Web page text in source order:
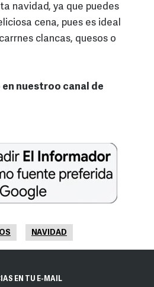
navidad, ya que puedes
cena, pues es ideal
clancas, quesos o
nuestroo canal de
NAVIDAD
EN TU E-MAIL